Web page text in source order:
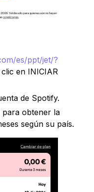
es/ppt/jet/?
en INICIAR
de Spotify.
para obtener la
según su país.